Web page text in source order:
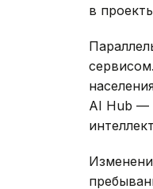
в
AI Hub —